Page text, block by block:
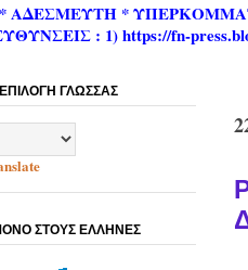
ΑΔΕΣΜΕΥΤΗ *
: 1) https://fn-
ΕΠΙΛΟΓΗ ΓΛΩΣΣΑΣ
ΣΤΟΥΣ ΕΛΛΗΝΕΣ